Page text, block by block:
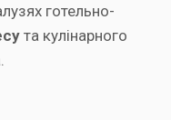
готельно-
та кулінарного